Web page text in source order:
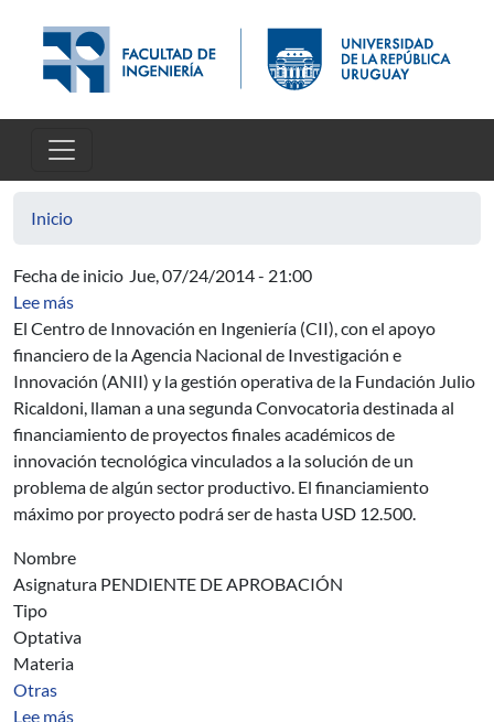
Inicio
Fecha de inicio Jue, 07/24/2014 - 21:00
Lee mássobre Convocatoria destinada al financiamiento de
El Centro de Innovación en Ingeniería (CII), con el apoyo
financiero de la Agencia Nacional de Investigación e
Innovación (ANII) y la gestión operativa de la Fundación Julio
Ricaldoni, llaman a una segunda Convocatoria destinada al
financiamiento de proyectos finales académicos de
innovación tecnológica vinculados a la solución de un
problema de algún sector productivo. El financiamiento
máximo por proyecto podrá ser de hasta USD 12.500.
Nombre
Asignatura PENDIENTE DE APROBACIÓN
Tipo
Optativa
Materia
Otras
Lee mássobre Asignatura 0000